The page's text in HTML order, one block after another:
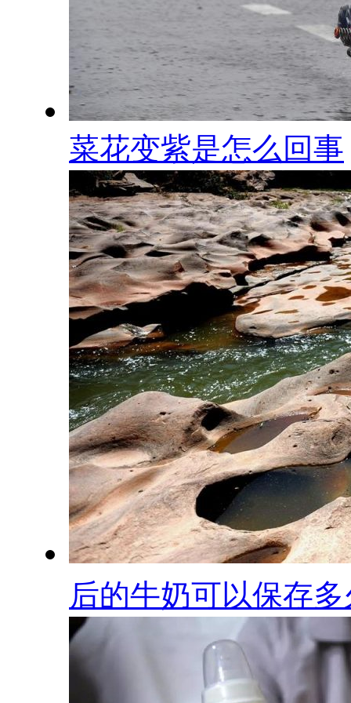
菜花变紫是怎么回事
后的牛奶可以保存